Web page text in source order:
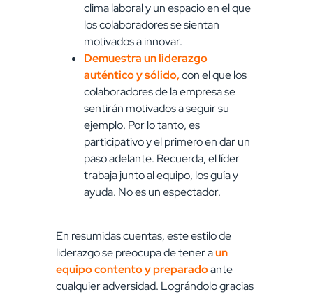
clima laboral y un espacio en el que
los colaboradores se sientan
motivados a innovar.
Demuestra un liderazgo
auténtico y sólido,con el que los
colaboradores de la empresa se
sentirán motivados a seguir su
ejemplo. Por lo tanto, es
participativo y el primero en dar un
paso adelante. Recuerda, el líder
trabaja junto al equipo, los guía y
ayuda. No es un espectador.
En resumidas cuentas, este estilo de
liderazgo se preocupa de tener aun
equipo contento y preparadoante
cualquier adversidad. Lográndolo gracias